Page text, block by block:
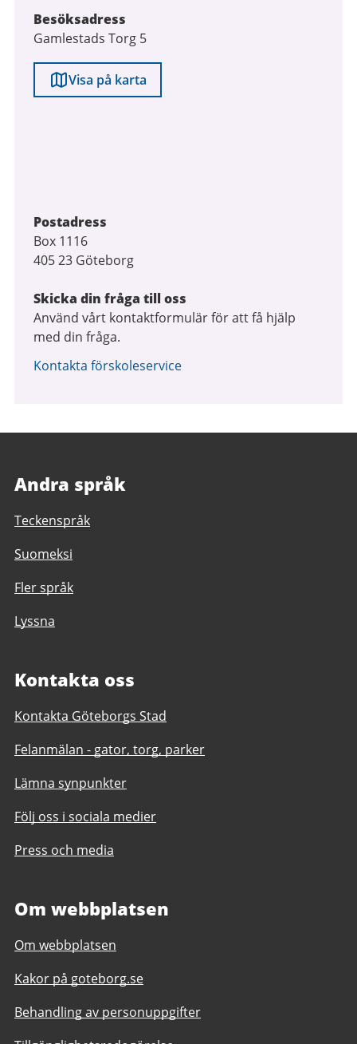
Besöksadress
Gamlestads Torg 5
Visa på karta
Postadress
Box 1116
405 23 Göteborg
Skicka din fråga till oss
Använd vårt kontaktformulär för att få hjälp
med din fråga.
Kontakta förskoleservice
Andra språk
Teckenspråk
Suomeksi
Fler språk
Lyssna
Kontakta oss
Kontakta Göteborgs Stad
Felanmälan - gator, torg, parker
Lämna synpunkter
Följ oss i sociala medier
Press och media
Om webbplatsen
Om webbplatsen
Kakor på goteborg.se
Behandling av personuppgifter